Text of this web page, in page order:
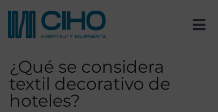
contenido
Nosotros
¿Qué se considera
textil decorativo de
hoteles?